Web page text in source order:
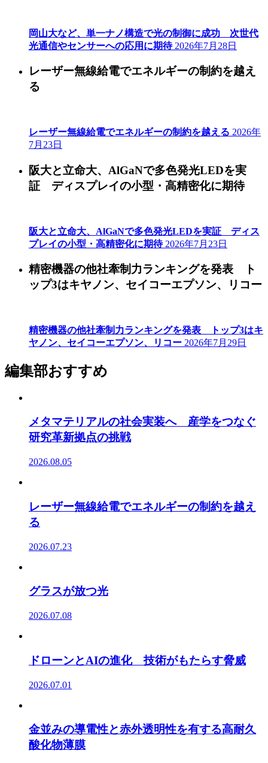
岡山大など、単一ナノ構造で光の制御に成功 次世代
光通信やセンサーへの応用に期待 2026年7月28日
レーザー無線給電でエネルギーの制約を越え
る
レーザー無線給電でエネルギーの制約を越える 2026年
7月23日
阪大と立命大、AlGaNで多色発光LEDを実
証 ディスプレイの小型・高精密化に期待
阪大と立命大、AlGaNで多色発光LEDを実証 ディス
プレイの小型・高精密化に期待 2026年7月23日
精密機器の他社牽制力ランキングを発表 ト
ップ3はキヤノン、セイコーエプソン、リコー
精密機器の他社牽制力ランキングを発表 トップ3はキ
ヤノン、セイコーエプソン、リコー 2026年7月29日
編集部おすすめ
メタマテリアルの社会実装へ 産学をつなぐ
研究革新拠点の挑戦
2026.08.05
レーザー無線給電でエネルギーの制約を越え
る
2026.07.23
グラスが放つ光
2026.07.08
ドローンとAIの進化 技術がもたらす脅威
2026.07.01
金並みの導電性と赤外透明性を有する高耐久
酸化物薄膜